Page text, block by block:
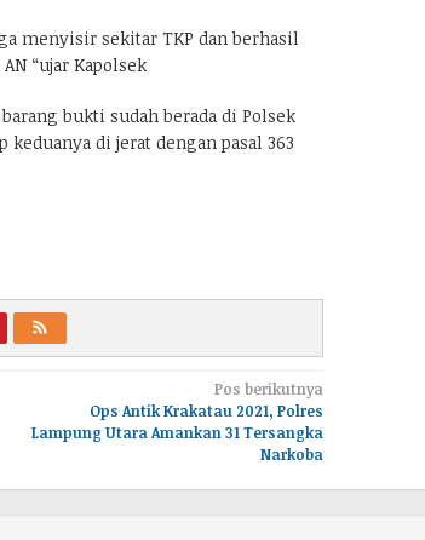
menyisir sekitar TKP dan berhasil
“ujar Kapolsek
bukti sudah berada di Polsek
di jerat dengan pasal 363
Pos berikutnya
Ops Antik Krakatau 2021, Polres
Lampung Utara Amankan 31 Tersangka
Narkoba